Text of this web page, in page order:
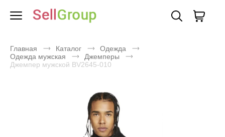
Главная Каталог
Одежда
Одежда мужская
Джемперы
Джемпер мужской BV2645-010